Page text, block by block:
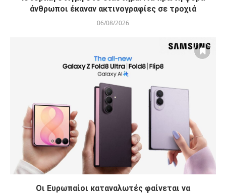
άνθρωποι έκαναν ακτινογραφίες σε τροχιά
06/08/2026
Οι Ευρωπαίοι καταναλωτές φαίνεται να